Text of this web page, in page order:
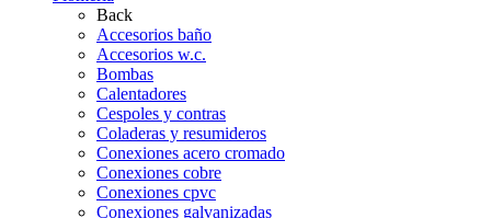
Back
Accesorios baño
Accesorios w.c.
Bombas
Calentadores
Cespoles y contras
Coladeras y resumideros
Conexiones acero cromado
Conexiones cobre
Conexiones cpvc
Conexiones galvanizadas